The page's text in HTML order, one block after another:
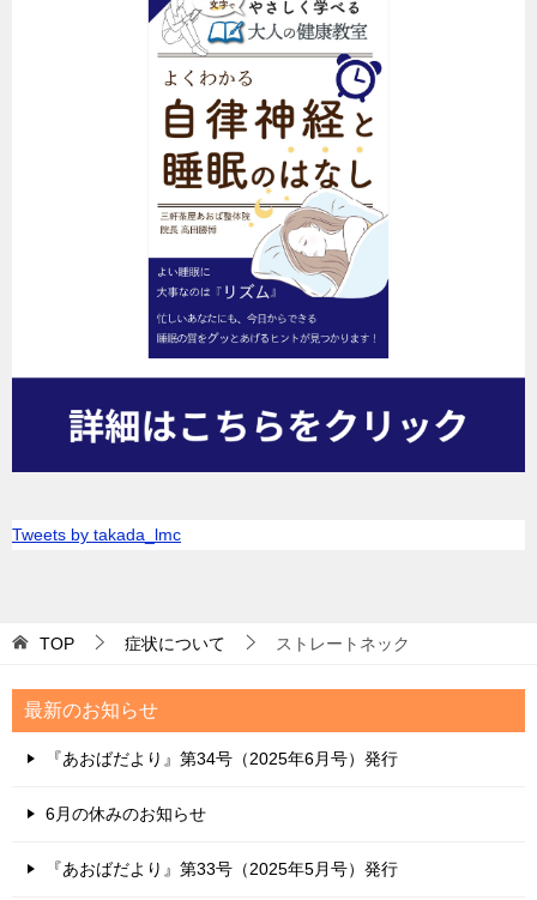
Tweets by takada_lmc
TOP 症状について ストレートネック
最新のお知らせ
『あおばだより』第34号（2025年6月号）発行
6月の休みのお知らせ
『あおばだより』第33号（2025年5月号）発行